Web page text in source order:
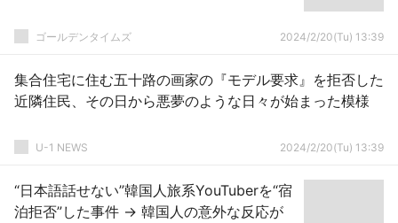
ゴールデンタイムズ 2024/2/20(Tu) 13:39
集合住宅に住む五十路の画家の『モデル要求』を拒否した
近隣住民、その日から悪夢のような日々が始まった模様
U-1 NEWS 2024/2/20(Tu) 13:39
“日本語話せない”韓国人旅系YouTuberを“宿
泊拒否”した事件 → 韓国人の意外な反応が